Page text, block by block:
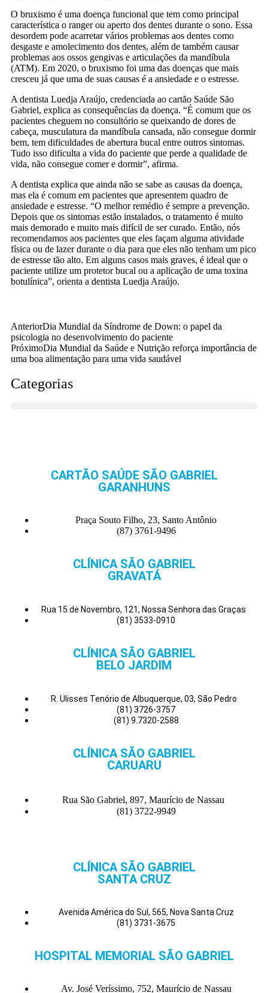
O bruxismo é uma doença funcional que tem como principal
característica o ranger ou aperto dos dentes durante o sono. Essa
desordem pode acarretar vários problemas aos dentes como
desgaste e amolecimento dos dentes, além de também causar
problemas aos ossos gengivas e articulações da mandíbula
(ATM). Em 2020, o bruxismo foi uma das doenças que mais
cresceu já que uma de suas causas é a ansiedade e o estresse.
A dentista Luedja Araújo, credenciada ao cartão Saúde São
Gabriel, explica as consequências da doença. “É comum que os
pacientes cheguem no consultório se queixando de dores de
cabeça, musculatura da mandíbula cansada, não consegue dormir
bem, tem dificuldades de abertura bucal entre outros sintomas.
Tudo isso dificulta a vida do paciente que perde a qualidade de
vida, não consegue comer e dormir”, afirma.
A dentista explica que ainda não se sabe as causas da doença,
mas ela é comum em pacientes que apresentem quadro de
ansiedade e estresse. “O melhor remédio é sempre a prevenção.
Depois que os sintomas estão instalados, o tratamento é muito
mais demorado e muito mais difícil de ser curado. Então, nós
recomendamos aos pacientes que eles façam alguma atividade
física ou de lazer durante o dia para que eles não tenham um pico
de estresse tão alto. Em alguns casos mais graves, é ideal que o
paciente utilize um protetor bucal ou a aplicação de uma toxina
botulínica”, orienta a dentista Luedja Araújo.
AnteriorDia Mundial da Síndrome de Down: o papel da
psicologia no desenvolvimento do paciente
PróximoDia Mundial da Saúde e Nutrição reforça importância de
uma boa alimentação para uma vida saudável
Categorias
CARTÃO SAÚDE SÃO GABRIEL
GARANHUNS
Praça Souto Filho, 23, Santo Antônio
(87) 3761-9496
CLÍNICA SÃO GABRIEL
GRAVATÁ
Rua 15 de Novembro, 121, Nossa Senhora das Graças
(81) 3533-0910
CLÍNICA SÃO GABRIEL
BELO JARDIM
R. Ulisses Tenório de Albuquerque, 03, São Pedro
(81) 3726-3757
(81) 9.7320-2588
CLÍNICA SÃO GABRIEL
CARUARU
Rua São Gabriel, 897, Maurício de Nassau
(81) 3722-9949
CLÍNICA SÃO GABRIEL
SANTA CRUZ
Avenida América do Sul, 565, Nova Santa Cruz
(81) 3731-3675
HOSPITAL MEMORIAL SÃO GABRIEL
Av. José Veríssimo, 752, Maurício de Nassau